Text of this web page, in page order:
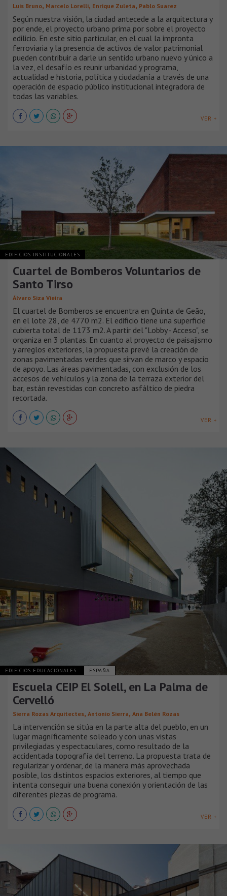
Luis Bruno, Marcelo Lorelli, Enrique Zuleta, Pablo Suarez
Según nuestra visión, la ciudad antecede a la arquitectura y
por ende, el proyecto urbano prima por sobre el proyecto
edilicio. En este sitio particular, en el cual la impronta
ferroviaria y la presencia de activos de valor patrimonial
pueden contribuir a darle un sentido urbano nuevo y único a
la vez, el desafío es reunir urbanidad y programa,
actualidad e historia, política y ciudadanía a través de una
operación de espacio público institucional integradora de
todas las variables.
VER +
EDIFICIOS INSTITUCIONALES
Cuartel de Bomberos Voluntarios de
Santo Tirso
Álvaro Siza Vieira
El cuartel de Bomberos se encuentra en Quinta de Geão,
en el lote 28, de 4770 m2. El edificio tiene una superficie
cubierta total de 1173 m2. A partir del "Lobby - Acceso", se
organiza en 3 plantas. En cuanto al proyecto de paisajismo
y arreglos exteriores, la propuesta prevé la creación de
zonas pavimentadas verdes que sirvan de marco y espacio
de apoyo. Las áreas pavimentadas, con exclusión de los
accesos de vehículos y la zona de la terraza exterior del
bar, están revestidas con concreto asfáltico de piedra
recortada.
VER +
EDIFICIOS EDUCACIONALES ESPAÑA
Escuela CEIP El Solell, en La Palma de
Cervelló
Sierra Rozas Arquitectes, Antonio Sierra, Ana Belén Rozas
La intervención se sitúa en la parte alta del pueblo, en un
lugar magníficamente soleado y con unas vistas
privilegiadas y espectaculares, como resultado de la
accidentada topografía del terreno. La propuesta trata de
regularizar y ordenar, de la manera más aprovechada
posible, los distintos espacios exteriores, al tiempo que
intenta conseguir una buena conexión y orientación de las
diferentes piezas de programa.
VER +